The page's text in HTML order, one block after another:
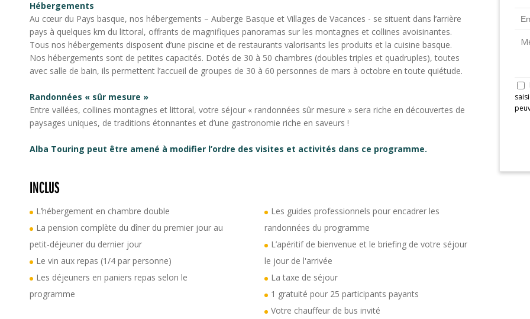
Hébergements
Au cœur du Pays basque, nos hébergements – Auberge Basque et Villages de Vacances - se situent dans l’arrière
pays à quelques km du littoral, offrants de magnifiques panoramas sur les montagnes et collines avoisinantes.
Tous nos hébergements disposent d’une piscine et de restaurants valorisants les produits et la cuisine basque.
Nos hébergements sont de petites capacités. Dotés de 30 à 50 chambres (doubles triples et quadruples), toutes
avec salle de bain, ils permettent l’accueil de groupes de 30 à 60 personnes de mars à octobre en toute quiétude.
Randonnées « sûr mesure »
Entre vallées, collines montagnes et littoral, votre séjour « randonnées sûr mesure » sera riche en découvertes de
paysages uniques, de traditions étonnantes et d’une gastronomie riche en saveurs !
Alba Touring peut être amené à modifier l’ordre des visites et activités dans ce programme.
INCLUS
L’hébergement en chambre double
La pension complète du dîner du premier jour au
petit-déjeuner du dernier jour
Le vin aux repas (1/4 par personne)
Les déjeuners en paniers repas selon le
programme
Les guides professionnels pour encadrer les
randonnées du programme
L’apéritif de bienvenue et le briefing de votre séjour
le jour de l'arrivée
La taxe de séjour
1 gratuité pour 25 participants payants
Votre chauffeur de bus invité